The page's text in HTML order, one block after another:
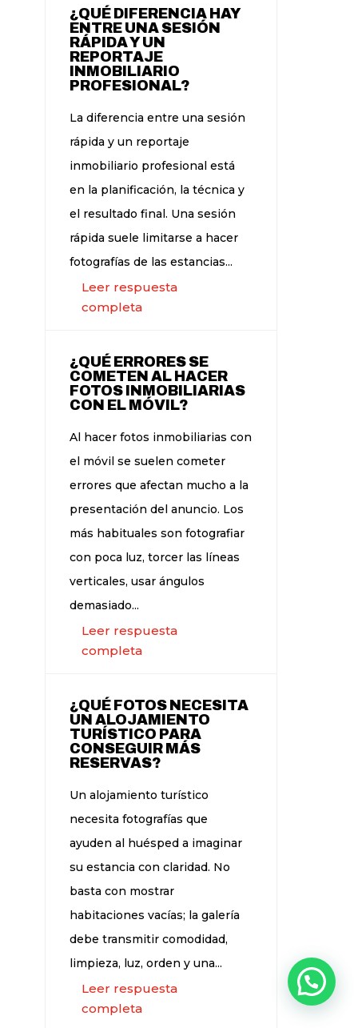
¿QUÉ DIFERENCIA HAY
ENTRE UNA SESIÓN
RÁPIDA Y UN
REPORTAJE
INMOBILIARIO
PROFESIONAL?
La diferencia entre una sesión
rápida y un reportaje
inmobiliario profesional está
en la planificación, la técnica y
el resultado final. Una sesión
rápida suele limitarse a hacer
fotografías de las estancias...
Leer respuesta
completa
¿QUÉ ERRORES SE
COMETEN AL HACER
FOTOS INMOBILIARIAS
CON EL MÓVIL?
Al hacer fotos inmobiliarias con
el móvil se suelen cometer
errores que afectan mucho a la
presentación del anuncio. Los
más habituales son fotografiar
con poca luz, torcer las líneas
verticales, usar ángulos
demasiado...
Leer respuesta
completa
¿QUÉ FOTOS NECESITA
UN ALOJAMIENTO
TURÍSTICO PARA
CONSEGUIR MÁS
RESERVAS?
Un alojamiento turístico
necesita fotografías que
ayuden al huésped a imaginar
su estancia con claridad. No
basta con mostrar
habitaciones vacías; la galería
debe transmitir comodidad,
limpieza, luz, orden y una...
Leer respuesta
completa